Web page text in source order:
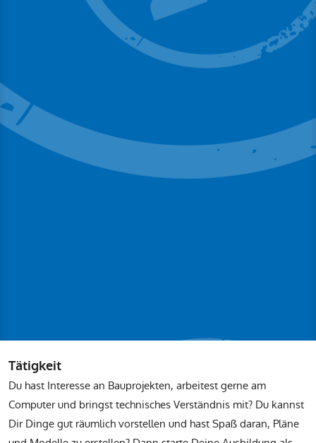
Tätigkeit
Du hast Interesse an Bauprojekten, arbeitest gerne am
Computer und bringst technisches Verständnis mit? Du kannst
Dir Dinge gut räumlich vorstellen und hast Spaß daran, Pläne